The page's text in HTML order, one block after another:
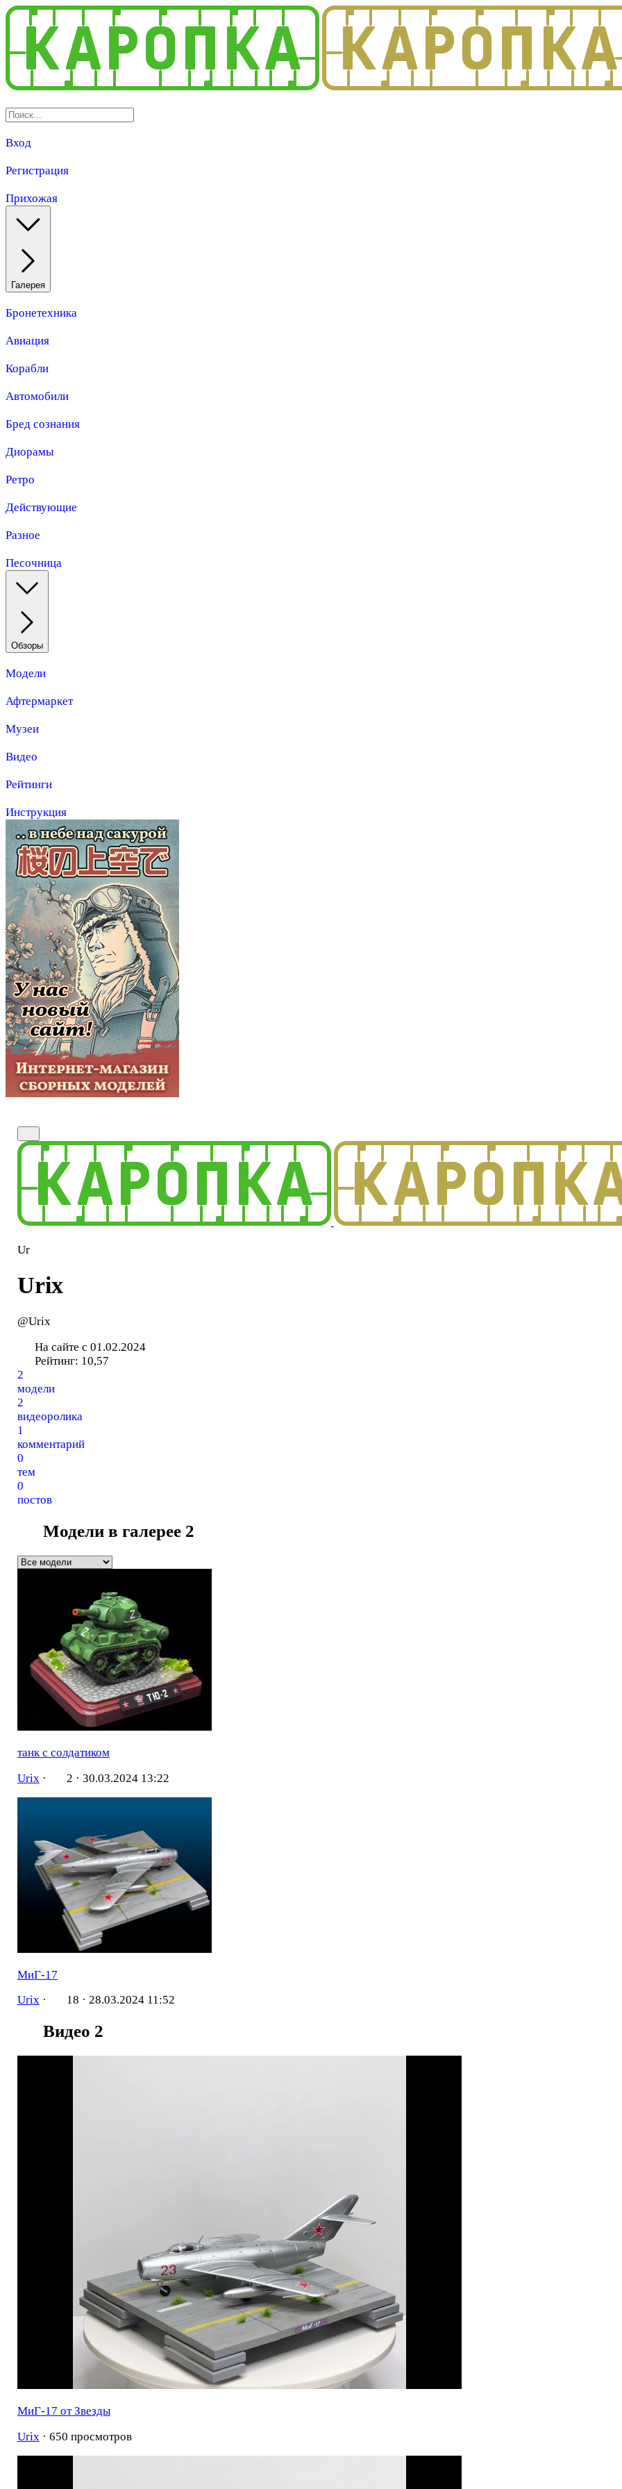
Вход
Регистрация
Прихожая
Галерея
Бронетехника
Авиация
Корабли
Автомобили
Бред сознания
Диорамы
Ретро
Действующие
Разное
Песочница
Обзоры
Модели
Афтермаркет
Музеи
Видео
Рейтинги
Инструкция
Ur
Urix
@Urix
На сайте с 01.02.2024
Рейтинг: 10,57
2
модели
2
видеоролика
1
комментарий
0
тем
0
постов
Модели в галерее 2
танк с солдатиком
Urix· 2 · 30.03.2024 13:22
МиГ-17
Urix· 18 · 28.03.2024 11:52
Видео 2
МиГ-17 от Звезды
Urix · 650 просмотров